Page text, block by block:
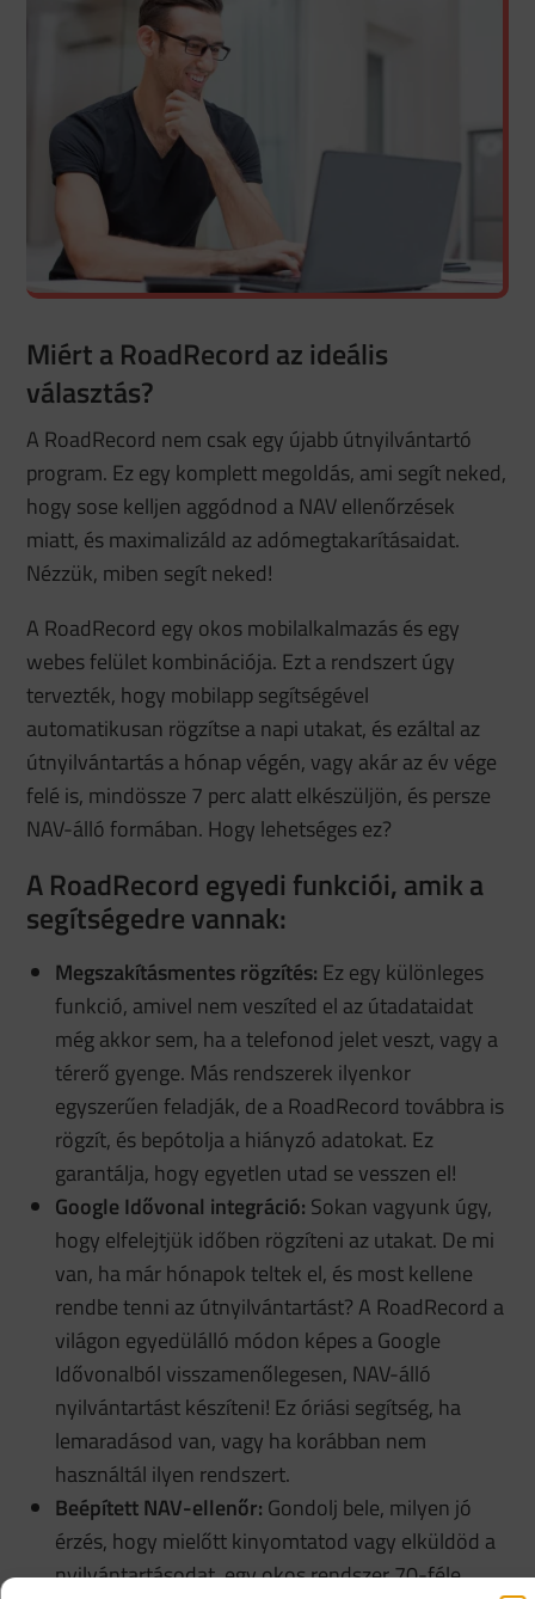
Miért a RoadRecord az ideális
választás?
A RoadRecord nem csak egy újabb útnyilvántartó
program. Ez egy komplett megoldás, ami segít neked,
hogy sose kelljen aggódnod a NAV ellenőrzések
miatt, és maximalizáld az adómegtakarításaidat.
Nézzük, miben segít neked!
A RoadRecord egy okos mobilalkalmazás és egy
webes felület kombinációja. Ezt a rendszert úgy
tervezték, hogy mobilapp segítségével
automatikusan rögzítse a napi utakat, és ezáltal az
útnyilvántartás a hónap végén, vagy akár az év vége
felé is, mindössze 7 perc alatt elkészüljön, és persze
NAV-álló formában. Hogy lehetséges ez?
A RoadRecord egyedi funkciói, amik a
segítségedre vannak:
Megszakításmentes rögzítés: Ez egy különleges
funkció, amivel nem veszíted el az útadataidat
még akkor sem, ha a telefonod jelet veszt, vagy a
térerő gyenge. Más rendszerek ilyenkor
egyszerűen feladják, de a RoadRecord továbbra is
rögzít, és bepótolja a hiányzó adatokat. Ez
garantálja, hogy egyetlen utad se vesszen el!
Google Idővonal integráció: Sokan vagyunk úgy,
hogy elfelejtjük időben rögzíteni az utakat. De mi
van, ha már hónapok teltek el, és most kellene
rendbe tenni az útnyilvántartást? A RoadRecord a
világon egyedülálló módon képes a Google
Idővonalból visszamenőlegesen, NAV-álló
nyilvántartást készíteni! Ez óriási segítség, ha
lemaradásod van, vagy ha korábban nem
használtál ilyen rendszert.
Beépített NAV-ellenőr: Gondolj bele, milyen jó
érzés, hogy mielőtt kinyomtatod vagy elküldöd a
nyilvántartásodat, egy okos rendszer 70-féle